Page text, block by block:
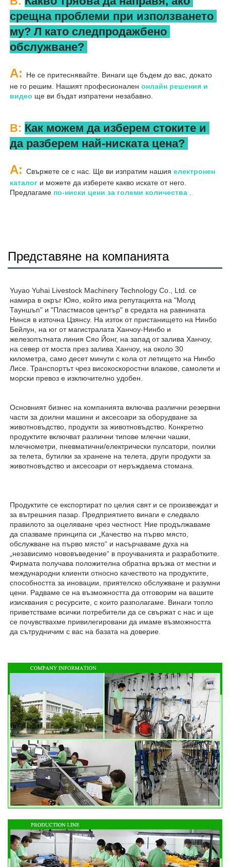
срещна проблеми при използването
му? Л като следпродажбено
обслужване?
A:
Не се притеснявайте. Винаги ще бъдем до вас, докато
не го решим. Нашият професионален онлайн решения и
видео ще ви бъдат изпратени незабавно.
В: Как можем да изберем стоките и
да разберем най-ниската цена?
A: Свържете се с нас. Ще ви изпратим нашия електронен
каталог и можете да изберете какво искате от него.
Предлагаме по-ниски цени за големи количества .
Представяне на компанията
Yuyao Yuhai Livestock Machinery Technology Co., Ltd. се
намира в окръг Юяо, който има репутацията на "Молд
Тауншъп" и "Пластмасов център" в средата на равнината
Нинся в източна Цзянсу. На изток от пристанището на Нинбо
Бейлун, на юг от магистралата Ханчоу-Нинбо и
железопътната линия Сяо Йонг, на запад от залива Ханчоу,
на север от моста през залива Ханчоу, на около 30
километра, само десет минути с кола от летището на Нинбо
Лисе. Транспортът чрез високоскоростни влакове, самолети и
морски превоз е изключително удобен.
Основният бизнес на компанията включва различни резервни
части за доилни машини и аксесоари за оборудване за
животновъдство, продукти за животновъдство. Конкретно
продуктите включват различни типове млечни чашки,
млечнометри, пневматични/електрически пулсатори, поилки
за телета, бутилки за хранене на телета, други продукти за
животновъдство и аксесоари от неръждаема стомана.
Продуктите се експортират по целия свят и се произвеждат и
за вътрешния пазар. Предприятието винаги е следвало
правилото за оцеляване чрез честност. Ние продължаваме
да спазваме принципа си „Качество на първо място,
обслужване на първо място“ и насърчаваме духа на
„независимо нововъведение“ в проучванията и разработките.
Фирмата получава положителна обратна връзка от местни и
международни клиенти относно качеството на продуктите,
способността за иновации, приятелско обслужване и разумни
цени. Радваме се на възможността да отговорим на вашите
изисквания с ресурсите, с които разполагаме. Винаги топло
приветстваме всички потребители да се свържат с нас и ще
се почувствахме привилегировани да имаме възможността
да сътрудничим с вас на базата на доверие.